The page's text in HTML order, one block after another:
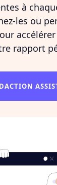
à
les ou
rapport